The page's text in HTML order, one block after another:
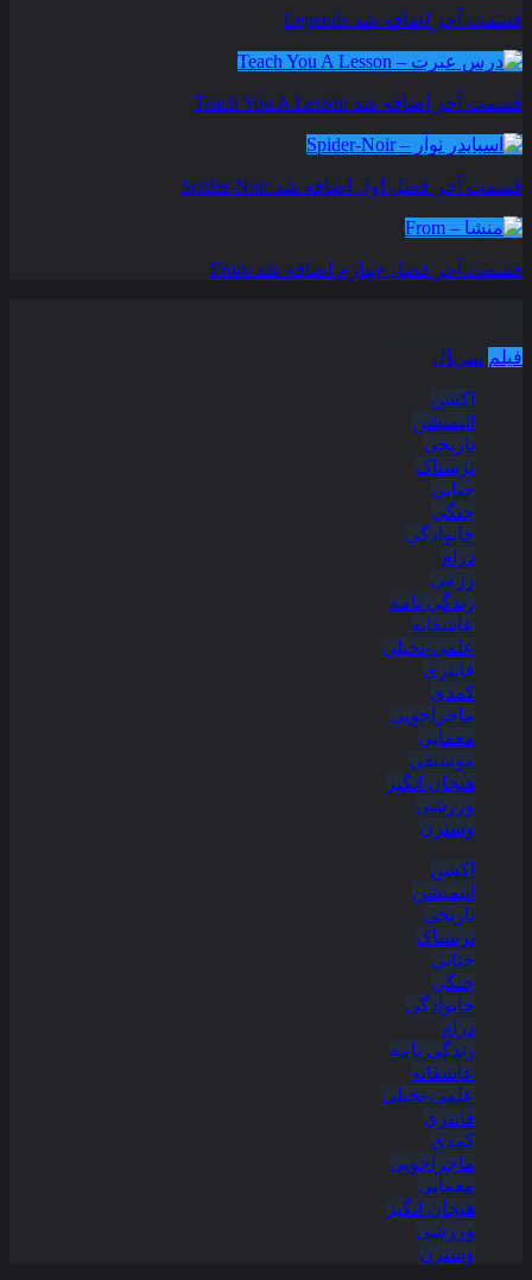
قسمت آخر اضافه شد Legends
قسمت آخر اضافه شد Teach You A Lesson
قسمت آخر فصل اول اضافه شد Spider-Noir
قسمت آخر فصل چهارم اضافه شد From
فیلم سریال
اکشن
انیمیشن
تاریخی
ترسناک
جنایی
جنگی
خانوادگی
درام
رزمی
زندگی نامه
عاشقانه
علمی-تخیلی
فانتزی
کمدی
ماجراجویی
معمایی
موسیقی
هیجان انگیز
ورزشی
وسترن
اکشن
انیمیشن
تاریخی
ترسناک
جنایی
جنگی
خانوادگی
درام
زندگی نامه
عاشقانه
علمی-تخیلی
فانتزی
کمدی
ماجراجویی
معمایی
هیجان انگیز
ورزشی
وسترن